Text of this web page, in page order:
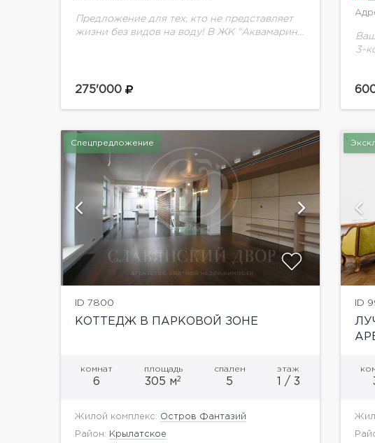
Предложение для тех, кто не представляет
жизни без видов на воду! В ЖК "Аквамарин"
275'000
3-
Спецпредложение
ID 7800
КОТТЕДЖ В ПАРКОВОЙ ЗОНЕ
комнат
6
площадь
305 м2
спален
5
этаж
1 / 3
Жилой комплекс: Остров Фантазий
Район: Крылатское
показать ещё 15 фотографий
ID